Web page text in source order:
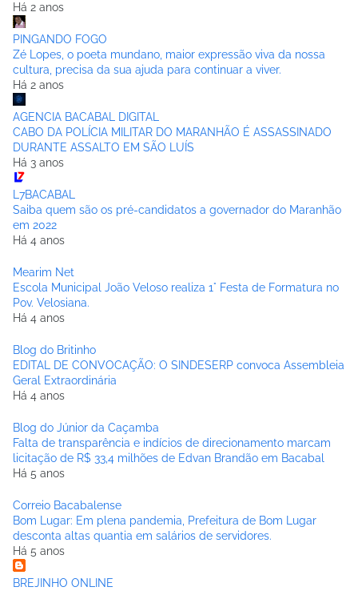
Há 2 anos
PINGANDO FOGO
Zé Lopes, o poeta mundano, maior expressão viva da nossa
cultura, precisa da sua ajuda para continuar a viver.
Há 2 anos
AGENCIA BACABAL DIGITAL
CABO DA POLÍCIA MILITAR DO MARANHÃO É ASSASSINADO
DURANTE ASSALTO EM SÃO LUÍS
Há 3 anos
L7BACABAL
Saiba quem são os pré-candidatos a governador do Maranhão
em 2022
Há 4 anos
Mearim Net
Escola Municipal João Veloso realiza 1° Festa de Formatura no
Pov. Velosiana.
Há 4 anos
Blog do Britinho
EDITAL DE CONVOCAÇÃO: O SINDESERP convoca Assembleia
Geral Extraordinária
Há 4 anos
Blog do Júnior da Caçamba
Falta de transparência e indícios de direcionamento marcam
licitação de R$ 33,4 milhões de Edvan Brandão em Bacabal
Há 5 anos
Correio Bacabalense
Bom Lugar: Em plena pandemia, Prefeitura de Bom Lugar
desconta altas quantia em salários de servidores.
Há 5 anos
BREJINHO ONLINE